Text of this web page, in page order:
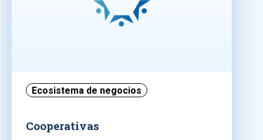
Ecosistema de negocios
Cooperativas